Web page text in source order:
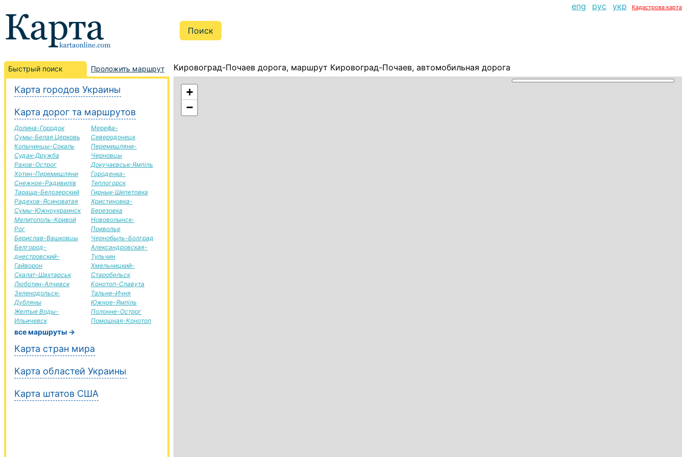
eng рус укр Кадастрова карта
Быстрый поиск Проложить маршрут
Карта городов Украины
Карта дорог та маршрутов
Долина-Городок
Сумы-Белая Церковь
Копычинцы-Сокаль
Судак-Дружба
Рахов-Острог
Хотин-Перемишляни
Снежное-Радивилів
Тараща-Белозерский
Радехов-Ясиноватая
Сумы-Южноукраинск
Мелитополь-Кривой
Рог
Берислав-Вашковцы
Белгород-
днестровский-
Гайворон
Скалат-Шахтарськ
Люботин-Алчевск
Зеленодольск-
Дубляны
Желтые Воды-
Ильичевск
Мерефа-
Северодонецк
Перемишляни-
Черновцы
Докучаєвськ-Ямпіль
Городенка-
Теплогорск
Гирнык-Шепетовка
Христиновка-
Березовка
Нововолынск-
Приволье
Чернобыль-Болград
Александровская-
Тульчин
Хмельницкий-
Старобельск
Конотоп-Славута
Тальне-Ичня
Южное-Ямпіль
Полонне-Острог
Помошная-Конотоп
все маршруты →
Карта стран мира
Карта областей Украины
Карта штатов США
Кировоград-Почаев дорога, маршрут Кировоград-Почаев, автомобильная дорога
+
−